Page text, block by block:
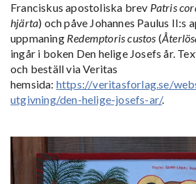
Franciskus apostoliska brev Patris
hjärta) och påve Johannes Paulus II:s
uppmaning Redemptoris custos (
ingår i boken Den helige Josefs år.
och beställ via Veritas
hemsida: https://veritasforlag.se/
utgivning/den-helige-josefs-ar/.